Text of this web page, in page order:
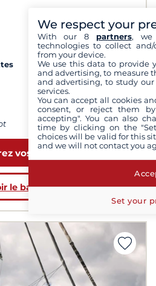
à partir de 55 000 €
vos dates
le bateau
We respect your
With our 8 partners, we
technologies to collect
from your device.
We use this data to provide
and advertising, to measure
and advertising, to study
services.
You can accept all cookies
consent, or reject them
accepting". You can also
time by clicking on the
choices will be valid for this
and we will not contact you
Set your